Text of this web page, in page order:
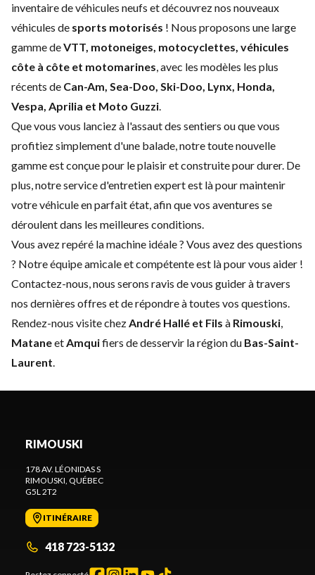
inventaire de véhicules neufs et découvrez nos nouveaux
véhicules de sports motorisés ! Nous proposons une large
gamme deVTT, motoneiges, motocyclettes, véhicules
côte à côte et motomarines, avec les modèles les plus
récents de Can-Am, Sea-Doo, Ski-Doo, Lynx, Honda,
Vespa, Aprilia et Moto Guzzi.
Que vous vous lanciez à l'assaut des sentiers ou que vous
profitiez simplement d'une balade, notre toute nouvelle
gamme est conçue pour le plaisir et construite pour durer. De
plus, notre service d'entretien expertest là pour maintenir
votre véhicule en parfait état, afin que vos aventures se
déroulent dans les meilleures conditions.
Vous avez repéré la machine idéale ? Vous avez des questions
? Notre équipe amicale et compétente est là pour vous aider !
Contactez-nous, nous serons ravis de vous guider à travers
nos dernières offres et de répondre à toutes vos questions.
Rendez-nous visite chezAndré Hallé et Fils à Rimouski,
MataneetAmquifiers de desservir la région du Bas-Saint-
Laurent.
RIMOUSKI
178 AV. LÉONIDAS S
RIMOUSKI, QUÉBEC
G5L 2T2
ITINÉRAIRE
418 723-5132